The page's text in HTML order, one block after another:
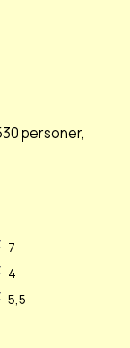
personer,
7
4
5,5